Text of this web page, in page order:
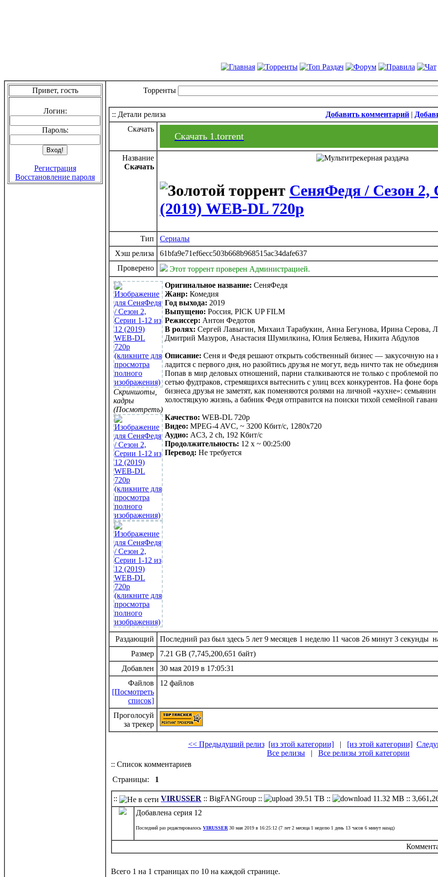
Привет, гость
Логин:
Пароль:
Регистрация
Восстановление пароля
Торренты
:: Детали релиза Добавить комментарий |
Скачать
Скачать 1.torrent
Название
Скачать
СеняФедя / Сезон 2,
(2019) WEB-DL 720p
Тип
Сериалы
Хэш релиза
61bfa9e71ef6ecc503b668b968515ac34dafe637
Проверено
Этот торрент проверен Администрацией.
Скриншоты,
кадры
(Посмотреть)
Оригинальное название: СеняФедя
Жанр: Комедия
Год выхода: 2019
Выпущено: Россия, PICK UP FILM
Режиссер: Антон Федотов
В ролях: Сергей Лавыгин, Михаил Тарабукин, Анна Бегунова, Ирина Серова,
Дмитрий Мазуров, Анастасия Шумилкина, Юлия Беляева, Никита Абдулов
Описание: Сеня и Федя решают открыть собственный бизнес — закусочную на
ладится с первого дня, но разойтись друзья не могут, ведь ничто так не
Попав в мир деловых отношений, парни сталкиваются не только с проблемой
сетью фудтраков, стремящихся вытеснить с улиц всех конкурентов. На фоне
бизнеса друзья не заметят, как поменяются ролями на личной «кухне»:
холостяцкую жизнь, а бабник Федя отправится на поиски тихой семейной
Качество: WEB-DL 720p
Видео: MPEG-4 AVC, ~ 3200 Кбит/с, 1280x720
Аудио: AC3, 2 ch, 192 Кбит/с
Продолжительность: 12 х ~ 00:25:00
Перевод: Не требуется
Раздающий
Последний раз был здесь 5 лет 9 месяцев 1 неделю 11 часов 26 минут 3 секунды
Размер
7.21 GB (7,745,200,651 байт)
Добавлен
30 мая 2019 в 17:05:31
Файлов
[Посмотреть
список]
12 файлов
Проголосуй
за трекер
<< Предыдущий релиз [из этой категории]| [из этой категории]
Все релизы | Все релизы этой категории
:: Список комментариев
Страницы:
1
:: VIRUSSER :: BigFANGroup :: 39.51 TB :: 11.32 MB ::
Добавлена серия 12
Последний раз редактировалось VIRUSSER 30 мая 2019 в 16:25:12 (7 лет 2 месяца 1 неделю 1 день 13 часов 6 минут назад)
Всего 1 на 1 страницах по 10 на каждой странице.